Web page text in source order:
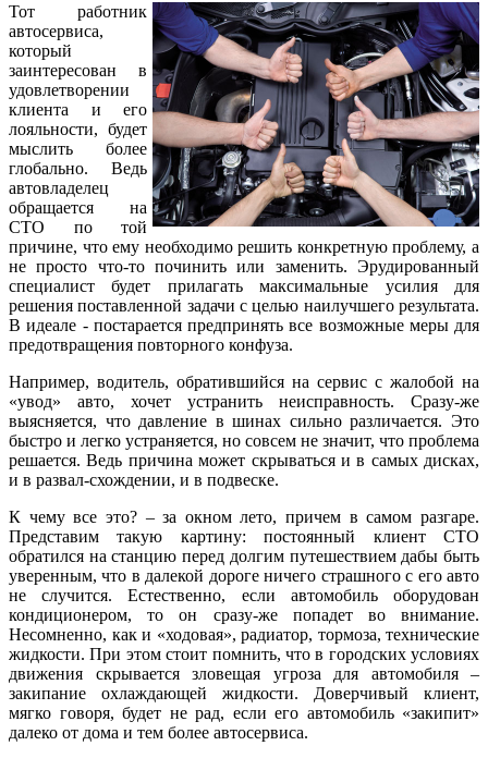
Тот работник
автосервиса,
который
заинтересован в
удовлетворении
клиента и его
лояльности, будет
мыслить более
глобально. Ведь
автовладелец
обращается на
СТО по той
причине, что ему необходимо решить конкретную проблему, а
не просто что-то починить или заменить. Эрудированный
специалист будет прилагать максимальные усилия для
решения поставленной задачи с целью наилучшего результата.
В идеале - постарается предпринять все возможные меры для
предотвращения повторного конфуза.
Например, водитель, обратившийся на сервис с жалобой на
«увод» авто, хочет устранить неисправность. Сразу-же
выясняется, что давление в шинах сильно различается. Это
быстро и легко устраняется, но совсем не значит, что проблема
решается. Ведь причина может скрываться и в самых дисках,
и в развал-схождении, и в подвеске.
К чему все это? – за окном лето, причем в самом разгаре.
Представим такую картину: постоянный клиент СТО
обратился на станцию перед долгим путешествием дабы быть
уверенным, что в далекой дороге ничего страшного с его авто
не случится. Естественно, если автомобиль оборудован
кондиционером, то он сразу-же попадет во внимание.
Несомненно, как и «ходовая», радиатор, тормоза, технические
жидкости. При этом стоит помнить, что в городских условиях
движения скрывается зловещая угроза для автомобиля –
закипание охлаждающей жидкости. Доверчивый клиент,
мягко говоря, будет не рад, если его автомобиль «закипит»
далеко от дома и тем более автосервиса.